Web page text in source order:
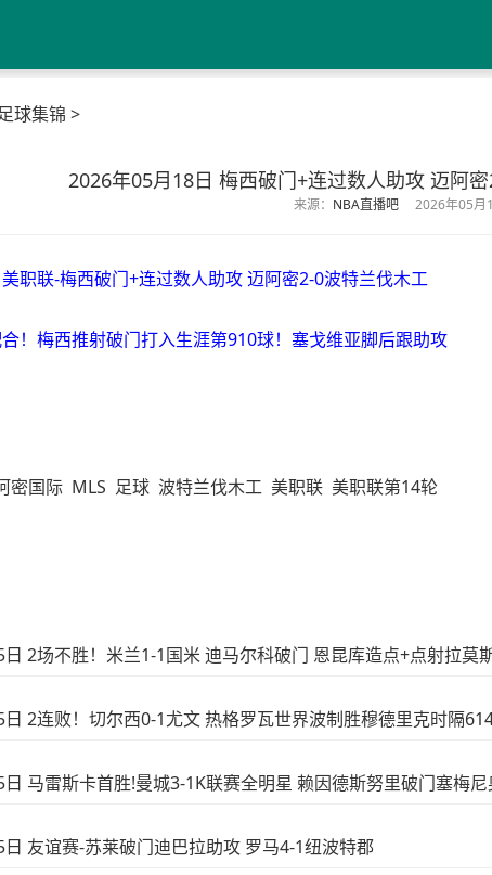
球集锦 >
2026年05月18日 梅西破门+连过数人助攻 迈阿
来源： NBA直播吧 2026年05月
职联-梅西破门+连过数人助攻 迈阿密2-0波特兰伐木工
！梅西推射破门打入生涯第910球！塞戈维亚脚后跟助攻
密国际 MLS 足球 波特兰伐木工 美职联 美职联第14轮
2场不胜！米兰1-1国米 迪马尔科破门 恩昆库造点+点射拉莫
2连败！切尔西0-1尤文 热格罗瓦世界波制胜穆德里克时隔
马雷斯卡首胜!曼城3-1K联赛全明星 赖因德斯努里破门塞梅
友谊赛-苏莱破门迪巴拉助攻 罗马4-1纽波特郡